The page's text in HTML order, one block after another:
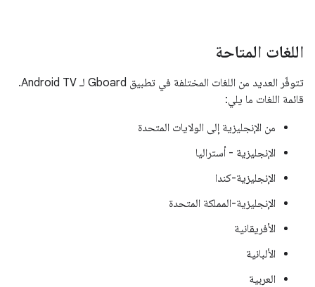
اللغات المتاحة
تتوفّر العديد من اللغات المختلفة في تطبيق Gboard لـ Android TV.
قائمة اللغات ما يلي:
من الإنجليزية إلى الولايات المتحدة
الإنجليزية - أستراليا
الإنجليزية-كندا
الإنجليزية-المملكة المتحدة
الأفريقانية
الألبانية
العربية